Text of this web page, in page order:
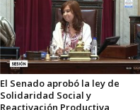
El Senado aprobó la ley de
Solidaridad Social y
Reactivación Productiva